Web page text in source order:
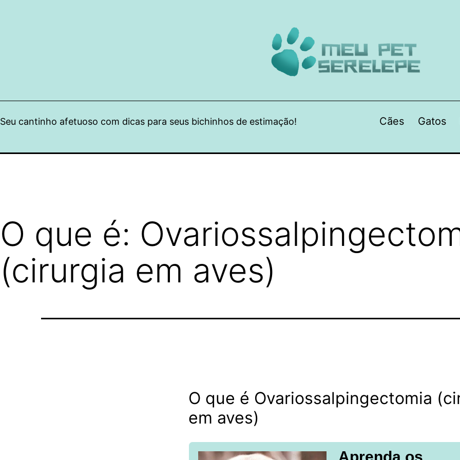
Seu cantinho afetuoso com dicas para seus bichinhos de estimação! Cães Gatos
O que é:
(cirurgia em aves)
O que é Ovariossalpingectomia
em aves)